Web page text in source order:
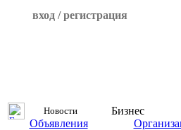
вход / регистрация
Новости Бизнес
Объявления